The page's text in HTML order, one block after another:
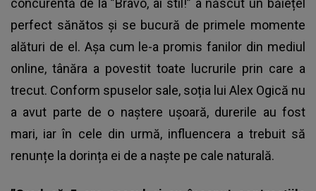
concurentă de la ”Bravo, ai stil!” a născut un băiețel
perfect sănătos și se bucură de primele momente
alături de el. Așa cum le-a promis fanilor din mediul
online, tânăra a povestit toate lucrurile prin care a
trecut. Conform spuselor sale, soția lui Alex Ogică nu
a avut parte de o naștere ușoară, durerile au fost
mari, iar în cele din urmă, influencera a trebuit să
renunțe la dorința ei de a naște pe cale naturală.